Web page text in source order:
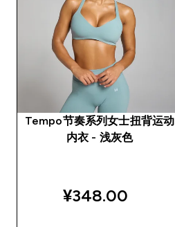
Tempo节奏系列女士扭背运动
内衣 - 浅灰色
¥348.00‎